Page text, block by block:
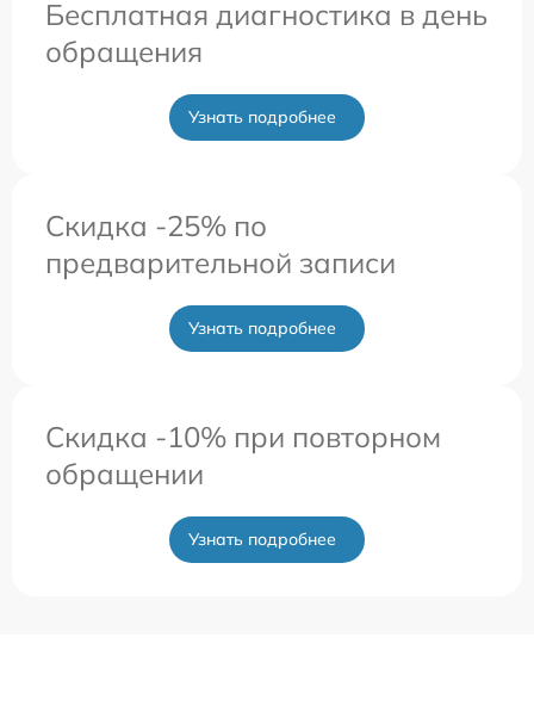
Бесплатная диагностика в день
обращения
Узнать подробнее
Скидка -25% по
предварительной записи
Узнать подробнее
Скидка -10% при повторном
обращении
Узнать подробнее